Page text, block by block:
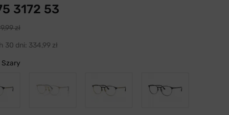
3172 53
zł
30 dni: 334,99 zł
Szary